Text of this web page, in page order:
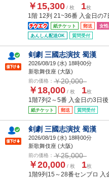
￥15,300 / 枚 1枚
1階 12列 21~36番 入金日の7
紙チケット 郵送 女
あんしん配送OK
質問受付
剣劇 三國志演技 蜀漢
2026/08/19 (水) 18時00分
新歌舞伎座 (大阪)
前の価格： ￥20,000
￥18,000 / 枚 1枚
1階7列2～5番 入金日の3日
紙チケット 郵送 質問受付
剣劇 三國志演技 蜀漢
2026/08/19 (水) 18時00分
新歌舞伎座 (大阪)
前の価格： ￥25,000
￥20,000 / 枚 1枚
1階9列15～28番センブロ 入